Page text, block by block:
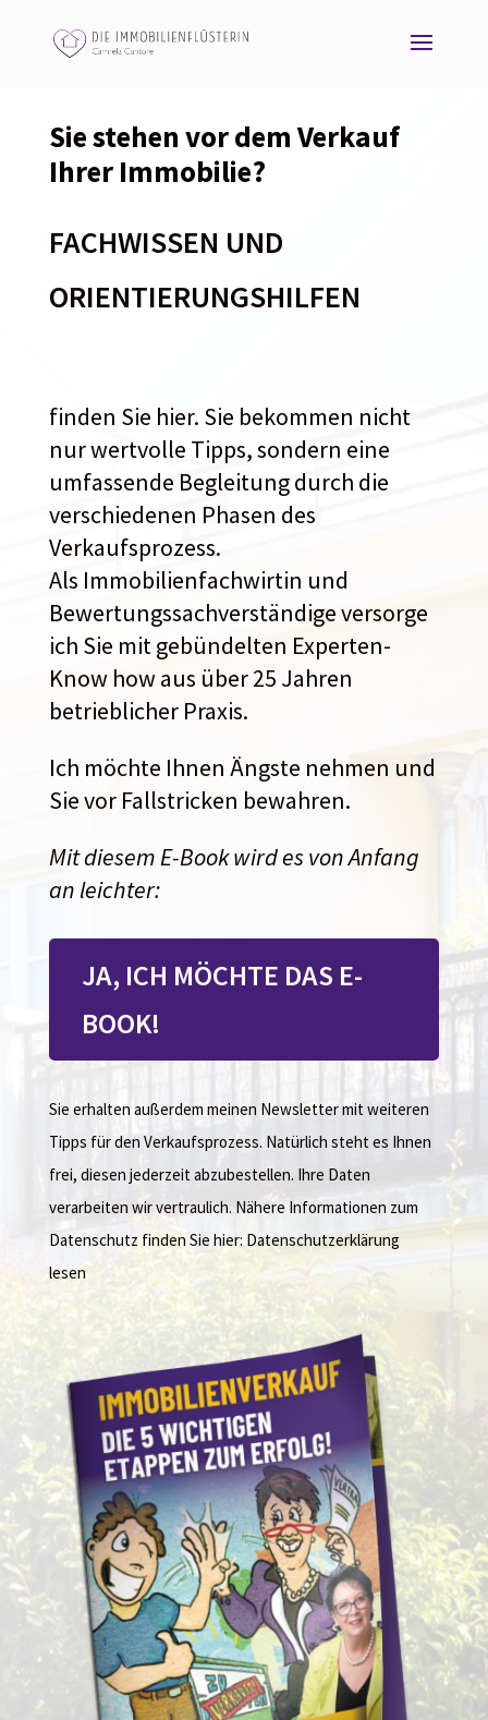
Sie stehen vor dem Verkauf
Ihrer Immobilie?
FACHWISSEN UND
ORIENTIERUNGSHILFEN
finden Sie hier. Sie bekommen nicht
nur wertvolle Tipps, sondern eine
umfassende Begleitung durch die
verschiedenen Phasen des
Verkaufsprozess.
Als Immobilienfachwirtin und
Bewertungssachverständige versorge
ich Sie mit gebündelten Experten-
Know how aus über 25 Jahren
betrieblicher Praxis.
Ich möchte Ihnen Ängste nehmen und
Sie vor Fallstricken bewahren.
Mit diesem E-Book wird es von Anfang
an leichter:
JA, ICH MÖCHTE DAS E-
BOOK!
Sie erhalten außerdem meinen Newsletter mit weiteren
Tipps für den Verkaufsprozess. Natürlich steht es Ihnen
frei, diesen jederzeit abzubestellen. Ihre Daten
verarbeiten wir vertraulich. Nähere Informationen zum
Datenschutz finden Sie hier: Datenschutzerklärung
lesen